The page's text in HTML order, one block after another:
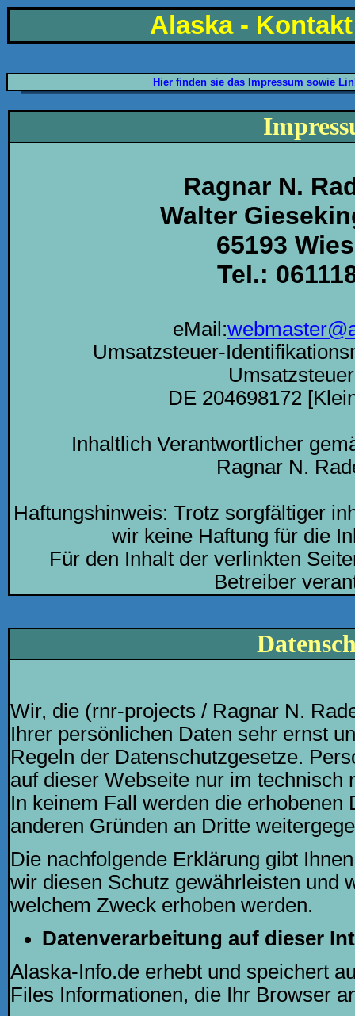
Alaska -
Hier finden sie das Impressum sowie
Ragnar N.
Walter
65193
Tel.:
eMail:
Umsatzsteuer-
DE 204698172
Inhaltlich Verantwortlicher
Ragnar N.
Haftungshinweis: Trotz sorgfältiger
wir keine Haftung für die
Für den Inhalt der verlinkten
Betreiber
Wir, die (rnr-projects / Ragnar N.
Ihrer persönlichen Daten sehr ernst
Regeln der Datenschutzgesetze.
auf dieser Webseite nur im technisch
In keinem Fall werden die erhobenen
anderen Gründen an Dritte
Die nachfolgende Erklärung gibt
wir diesen Schutz gewährleisten und
welchem Zweck erhoben werden.
Datenverarbeitung auf dieser
Alaska-Info.de erhebt und speichert
Files Informationen, die Ihr Browser